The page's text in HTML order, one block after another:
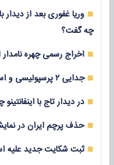
وریا غفوری بعد از
چه گفت؟
اخراج رسمی چهره
جدایی ۲ پرسپولیسی و استقلالی در یک روز
در دیدار تاج با
حذف پرچم ایران در
ثبت شکایت جدید علیه